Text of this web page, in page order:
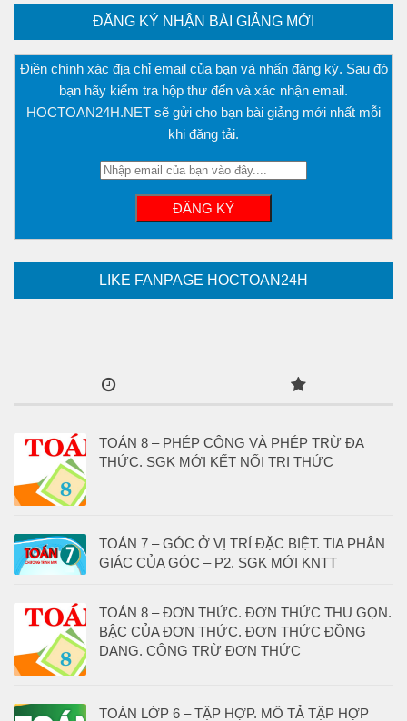
ĐĂNG KÝ NHẬN BÀI GIẢNG MỚI
Điền chính xác địa chỉ email của bạn và nhấn đăng ký. Sau đó
bạn hãy kiểm tra hộp thư đến và xác nhận email.
HOCTOAN24H.NET sẽ gửi cho bạn bài giảng mới nhất mỗi
khi đăng tải.
LIKE FANPAGE HOCTOAN24H
TOÁN 8 – PHÉP CỘNG VÀ PHÉP TRỪ ĐA
THỨC. SGK MỚI KẾT NỐI TRI THỨC
TOÁN 7 – GÓC Ở VỊ TRÍ ĐẶC BIỆT. TIA PHÂN
GIÁC CỦA GÓC – P2. SGK MỚI KNTT
TOÁN 8 – ĐƠN THỨC. ĐƠN THỨC THU GỌN.
BẬC CỦA ĐƠN THỨC. ĐƠN THỨC ĐỒNG
DẠNG. CỘNG TRỪ ĐƠN THỨC
TOÁN LỚP 6 – TẬP HỢP. MÔ TẢ TẬP HỢP